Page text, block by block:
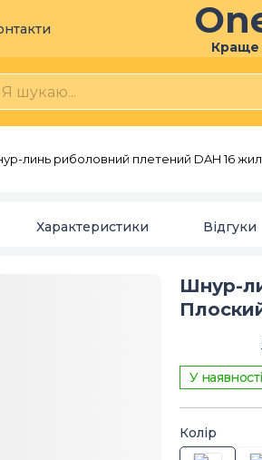
Краще
линь риболовний плетений DAH 16
Характеристики Відгуки
Шнур-
У наявності
Колір